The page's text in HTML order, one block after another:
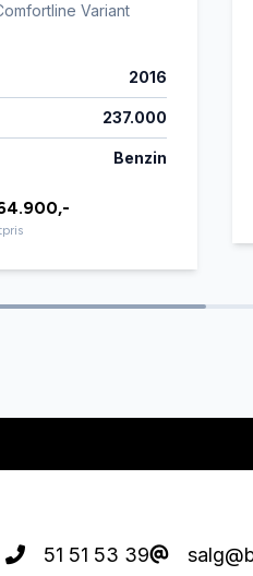
Variant
2016
237.000
Benzin
51 51 53 39